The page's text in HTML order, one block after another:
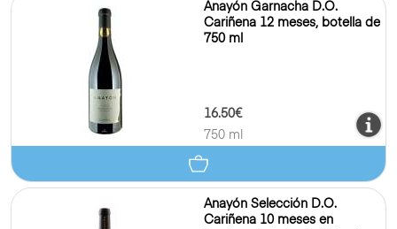
Anayón Garnacha D.O.
Cariñena 12 meses, botella de
750 ml
16.50€
750 ml
Anayón Selección D.O.
Cariñena 10 meses en